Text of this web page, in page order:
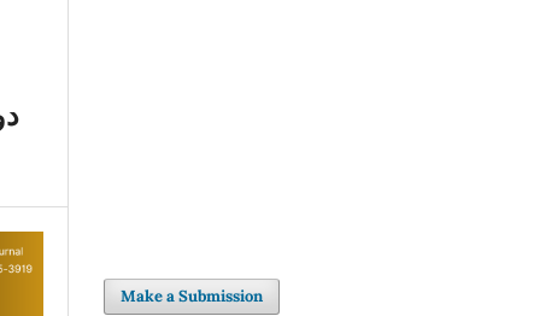
Make a Submission